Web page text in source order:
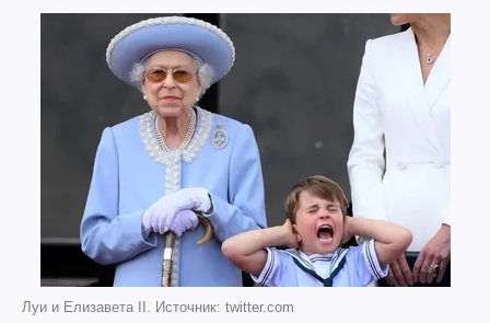
Луи и Елизавета ІІ. Источник: twitter.com